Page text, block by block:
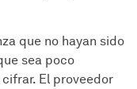
que no hayan sido
sea poco
El proveedor